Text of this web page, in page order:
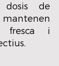
fresca i